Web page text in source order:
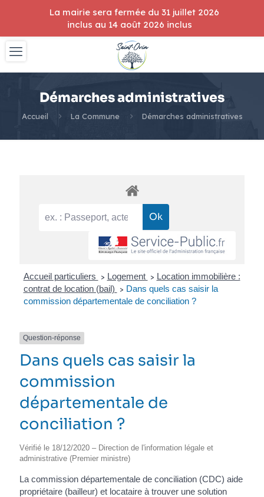
Démarches administratives
Accueil La Commune Démarches administratives
Accueil particuliers > Logement > Location immobilière :
contrat de location (bail)
> Dans quels cas saisir la
commission départementale de conciliation ?
Question-réponse
Dans quels cas saisir la
commission
départementale de
conciliation ?
Vérifié le 18/12/2020 – Direction de l'information légale et
administrative (Premier ministre)
La commission départementale de conciliation (CDC) aide
propriétaire (bailleur) et locataire à trouver une solution
La mairie sera fermée du 31 juillet 2026
inclus au 14 août 2026 inclus